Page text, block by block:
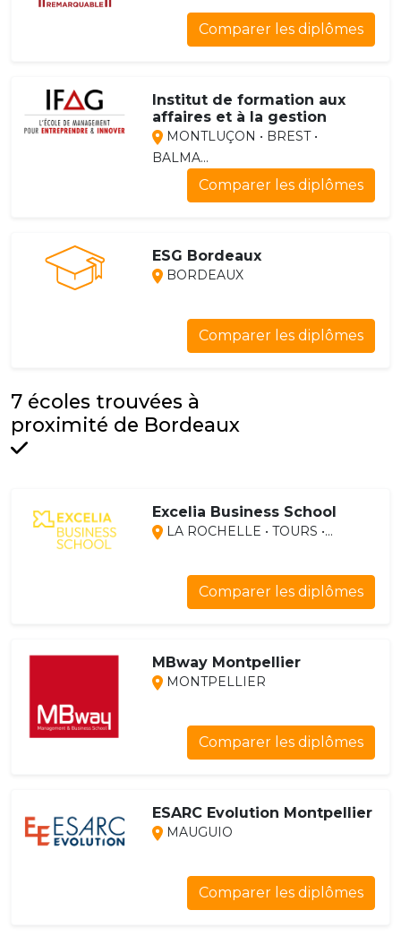
Comparer les diplômes
Institut de formation aux
affaires et à la gestion
MONTLUÇON • BREST •
BALMA...
Comparer les diplômes
ESG Bordeaux
BORDEAUX
Comparer les diplômes
7 écoles trouvées à
proximité de Bordeaux
Excelia Business School
LA ROCHELLE • TOURS •...
Comparer les diplômes
MBway Montpellier
MONTPELLIER
Comparer les diplômes
ESARC Evolution Montpellier
MAUGUIO
Comparer les diplômes